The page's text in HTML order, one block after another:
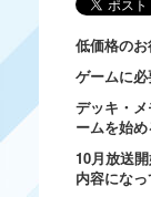
低価格の
ゲームに
デッキ・
ームを始め
10月放送
内容になっ